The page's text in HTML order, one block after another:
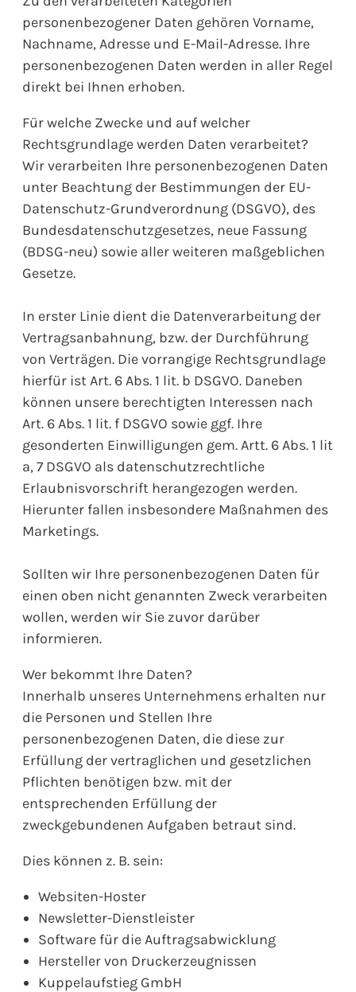
personenbezogener Daten gehören Vorname,
Nachname, Adresse und E-Mail-Adresse. Ihre
personenbezogenen Daten werden in aller Regel
direkt bei Ihnen erhoben.
Für welche Zwecke und auf welcher
Rechtsgrundlage werden Daten verarbeitet?
Wir verarbeiten Ihre personenbezogenen Daten
unter Beachtung der Bestimmungen der EU-
Datenschutz-Grundverordnung (DSGVO), des
Bundesdatenschutzgesetzes, neue Fassung
(BDSG-neu) sowie aller weiteren maßgeblichen
Gesetze.
In erster Linie dient die Datenverarbeitung der
Vertragsanbahnung, bzw. der Durchführung
von Verträgen. Die vorrangige Rechtsgrundlage
hierfür ist Art. 6 Abs. 1 lit. b DSGVO. Daneben
können unsere berechtigten Interessen nach
Art. 6 Abs. 1 lit. f DSGVO sowie ggf. Ihre
gesonderten Einwilligungen gem. Artt. 6 Abs. 1 lit
a, 7 DSGVO als datenschutzrechtliche
Erlaubnisvorschrift herangezogen werden.
Hierunter fallen insbesondere Maßnahmen des
Marketings.
Sollten wir Ihre personenbezogenen Daten für
einen oben nicht genannten Zweck verarbeiten
wollen, werden wir Sie zuvor darüber
informieren.
Wer bekommt Ihre Daten?
Innerhalb unseres Unternehmens erhalten nur
die Personen und Stellen Ihre
personenbezogenen Daten, die diese zur
Erfüllung der vertraglichen und gesetzlichen
Pflichten benötigen bzw. mit der
entsprechenden Erfüllung der
zweckgebundenen Aufgaben betraut sind.
Dies können z. B. sein:
Websiten-Hoster
Newsletter-Dienstleister
Software für die Auftragsabwicklung
Hersteller von Druckerzeugnissen
Kuppelaufstieg GmbH